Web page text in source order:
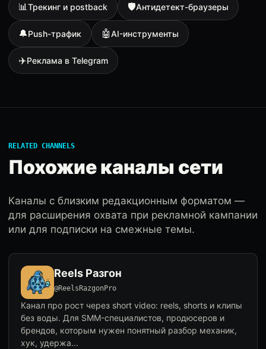
📊Трекинг и postback 🛡Антидетект-браузеры
🔔Push-трафик 🤖AI-инструменты
✈️Реклама в Telegram
RELATED CHANNELS
Похожие каналы сети
Каналы с близким редакционным форматом —
для расширения охвата при рекламной кампании
или для подписки на смежные темы.
Reels Разгон
@ReelsRazgonPro
Канал про рост через short video: reels, shorts и клипы
без воды. Для SMM-специалистов, продюсеров и
брендов, которым нужен понятный разбор механик,
хук, удержа...